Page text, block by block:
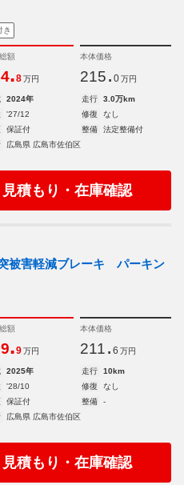
き
額
.8 万円
本体価格
215. 0 万円
2024年 走行
3.0万km
'27/12 修復
なし
保証付 整備
法定整備付
広島県 広島市佐伯区
見積もり・在庫確認
被害軽減ブレーキ パーキン
額
.9 万円
本体価格
211. 6 万円
2025年 走行
10km
'28/10 修復
なし
保証付 整備
-
広島県 広島市佐伯区
見積もり・在庫確認